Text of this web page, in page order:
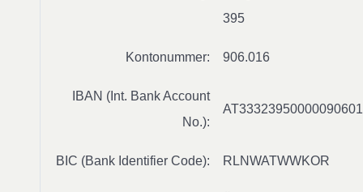
395
Kontonummer: 906.016
IBAN (Int. Bank Account
No.):
BIC (Bank Identifier Code): RLNWATWWKOR